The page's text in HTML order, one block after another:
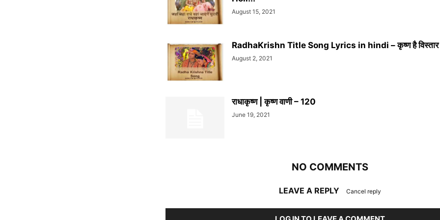
August 15, 2021
RadhaKrishn Title Song Lyrics in hindi – कृष्ण है विस्तार
August 2, 2021
राधाकृष्ण | कृष्ण वाणी – 120
June 19, 2021
NO COMMENTS
LEAVE A REPLY Cancel reply